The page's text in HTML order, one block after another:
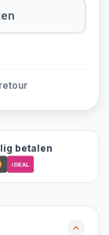
betalen
iDEAL